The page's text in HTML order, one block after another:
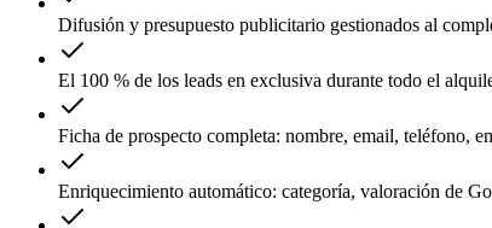
Difusión y presupuesto publicitario gestionados al
El 100 % de los leads en exclusiva durante todo el
Ficha de prospecto completa: nombre, email, teléfono,
Enriquecimiento automático: categoría, valoración de